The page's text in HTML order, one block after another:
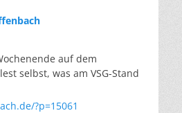
auf dem
selbst, was am VSG-Stand
?p=15061